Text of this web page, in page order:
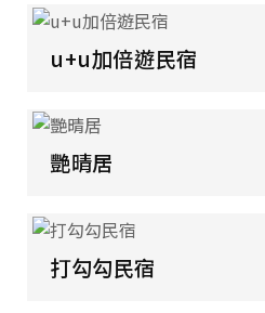
u+u加倍遊民宿
艷晴居
打勾勾民宿